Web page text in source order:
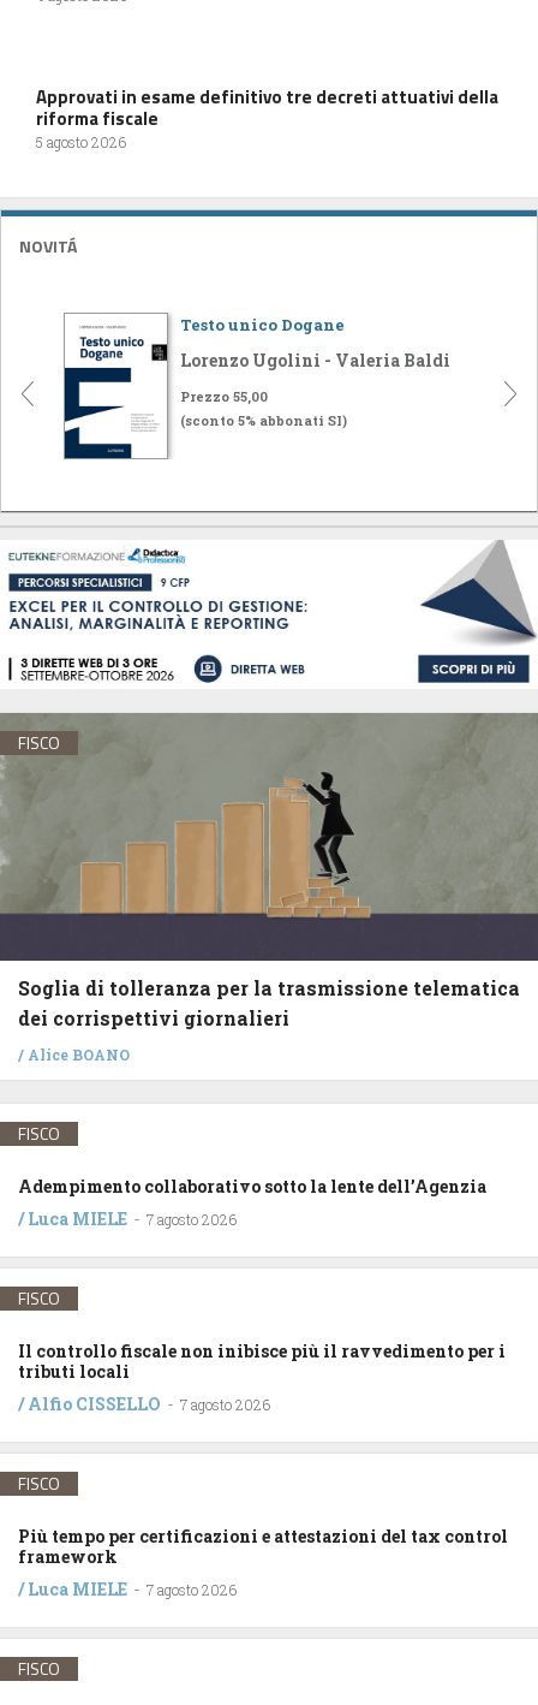
Approvati in esame definitivo tre decreti attuativi della
riforma fiscale
5 agosto 2026
NOVITÁ
Testo unico Dogane
Lorenzo Ugolini - Valeria Baldi
Prezzo 55,00
(sconto 5% abbonati SI)
FISCO
Soglia di tolleranza per la trasmissione telematica
dei corrispettivi giornalieri
/ Alice BOANO
FISCO
Adempimento collaborativo sotto la lente dell’Agenzia
/Luca MIELE - 7 agosto 2026
FISCO
Il controllo fiscale non inibisce più il ravvedimento per i
tributi locali
/Alfio CISSELLO - 7 agosto 2026
FISCO
Più tempo per certificazioni e attestazioni del tax control
framework
/Luca MIELE - 7 agosto 2026
FISCO